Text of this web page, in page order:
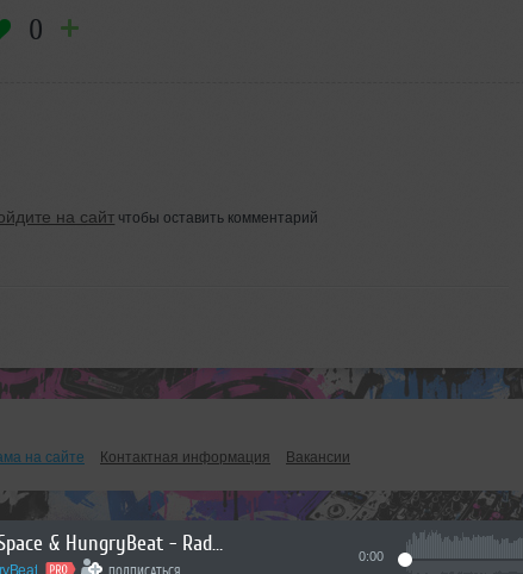
HeySpace & HungryBeat - Radiophonika #225
0:00
0
на сайт чтобы оставить комментарий
на сайте Контактная информация Вакансии